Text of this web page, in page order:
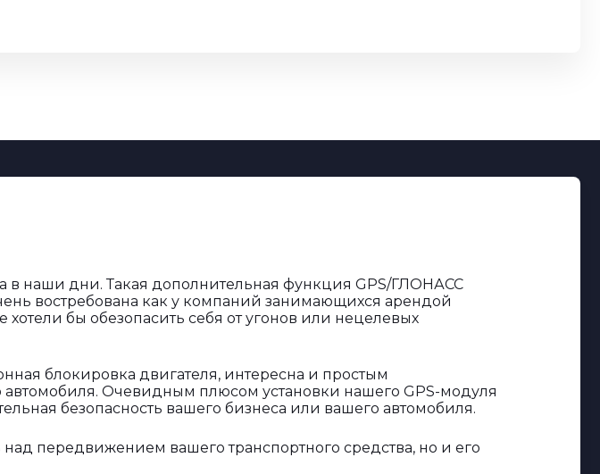
наши дни. Такая дополнительная функция GPS/ГЛОНАСС
востребована как у компаний занимающихся арендой
бы обезопасить себя от угонов или нецелевых
блокировка двигателя, интересна и простым
Очевидным плюсом установки нашего GPS-модуля
безопасность вашего бизнеса или вашего автомобиля.
передвижением вашего транспортного средства, но и его